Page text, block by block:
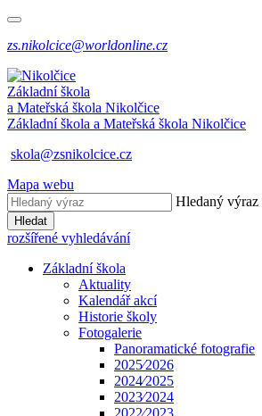
zs.nikolcice@worldonline.cz
Základní škola
a Mateřská škola Nikolčice
Základní škola a Mateřská škola Nikolčice
skola@zsnikolcice.cz
Mapa webu
Hledaný výraz
Hledat
rozšířené vyhledávání
Základní škola
Aktuality
Kalendář akcí
Historie školy
Fotogalerie
Panoramatické fotografie
2025⁄2026
2024⁄2025
2023⁄2024
2022⁄2023